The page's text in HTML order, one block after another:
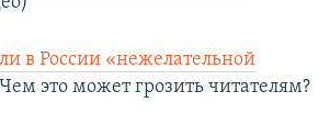
в России «нежелательной
Чем это может грозить читателям?